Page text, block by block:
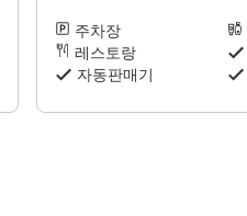
주차장
레스토랑
자동판매기